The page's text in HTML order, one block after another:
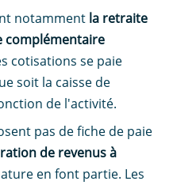
notamment la retraite
complémentaire
cotisations se paie
soit la caisse de
de l'activité.
pas de fiche de paie
de revenus à
en font partie. Les